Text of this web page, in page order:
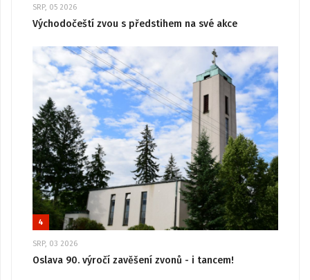
SRP, 05 2026
Východočeští zvou s předstihem na své akce
4
SRP, 03 2026
Oslava 90. výročí zavěšení zvonů - i tancem!